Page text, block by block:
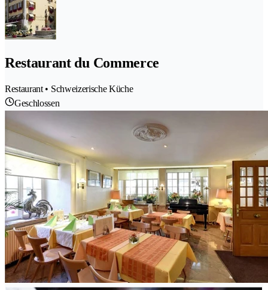
Restaurant du Commerce
Restaurant • Schweizerische Küche
Geschlossen